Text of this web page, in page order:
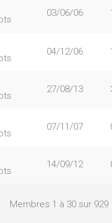
03/06/06
04/12/06
27/08/13
07/11/07
14/09/12
Membres 1 à 30 sur 929